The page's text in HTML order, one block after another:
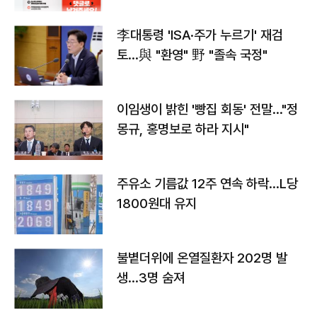
李대통령 'ISA·주가 누르기' 재검
토…與 "환영" 野 "졸속 국정"
이임생이 밝힌 '빵집 회동' 전말…"정
몽규, 홍명보로 하라 지시"
주유소 기름값 12주 연속 하락…L당
1800원대 유지
불볕더위에 온열질환자 202명 발
생…3명 숨져